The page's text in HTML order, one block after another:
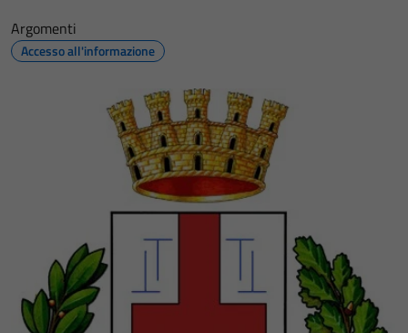
Argomenti
Accesso all'informazione